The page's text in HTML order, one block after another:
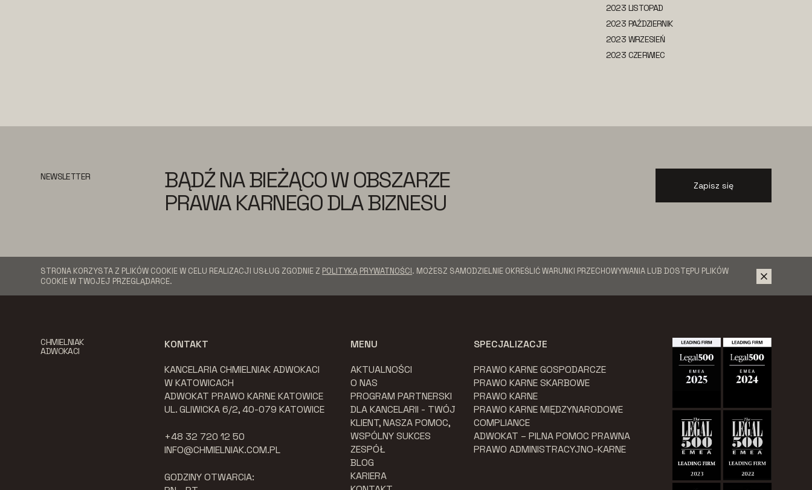
2023 LISTOPAD
2023 PAŹDZIERNIK
2023 WRZESIEŃ
2023 CZERWIEC
NEWSLETTER
BĄDŹ NA BIEŻĄCO W OBSZARZE
PRAWA KARNEGO DLA BIZNESU
Zapisz się
STRONA KORZYSTA Z PLIKÓW COOKIE W CELU REALIZACJI USŁUG ZGODNIE Z POLITYKĄ PRYWATNOŚCI. MOŻESZ SAMODZIELNIE OKREŚLIĆ WARUNKI PRZECHOWYWANIA LUB DOSTĘPU PLIKÓW
COOKIE W TWOJEJ PRZEGLĄDARCE.
CHMIELNIAK
ADWOKACI
KONTAKT
KANCELARIA CHMIELNIAK ADWOKACI
W KATOWICACH
ADWOKAT PRAWO KARNE KATOWICE
UL. GLIWICKA 6/2, 40-079 KATOWICE
+48 32 720 12 50
INFO@CHMIELNIAK.COM.PL
GODZINY OTWARCIA:
MENU
AKTUALNOŚCI
O NAS
PROGRAM PARTNERSKI
DLA KANCELARII - TWÓJ
KLIENT, NASZA POMOC,
WSPÓLNY SUKCES
ZESPÓŁ
BLOG
KARIERA
SPECJALIZACJE
PRAWO KARNE GOSPODARCZE
PRAWO KARNE SKARBOWE
PRAWO KARNE
PRAWO KARNE MIĘDZYNARODOWE
COMPLIANCE
ADWOKAT – PILNA POMOC PRAWNA
PRAWO ADMINISTRACYJNO-KARNE